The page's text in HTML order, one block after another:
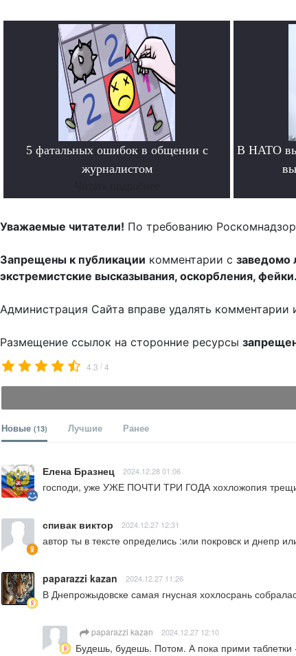
5 фатальных ошибок в общении с
журналистом
В НАТО
Уважаемые читатели! По требованию
Запрещены к публикации комментарии с заведомо
экстремистские высказывания, оскорбления, фейки.
Администрация Сайта вправе удалять комментарии
Размещение ссылок на сторонние ресурсы
4.3 /4
Новые (13) Лучшие Ранее
Елена Бразнец 2024.12.28 01:06
господи, уже УЖЕ ПОЧТИ ТРИ ГОДА хохложопия
спивак виктор 2024.12.27 12:31
автор ты в тексте определись :или покровск и днепр
paparazzi kazan 2024.12.27 11:26
В Днепрожыдовске самая гнусная хохлосрань
paparazzi kazan 2024.12.27 12:10
Будешь, будешь. Потом. А пока прими